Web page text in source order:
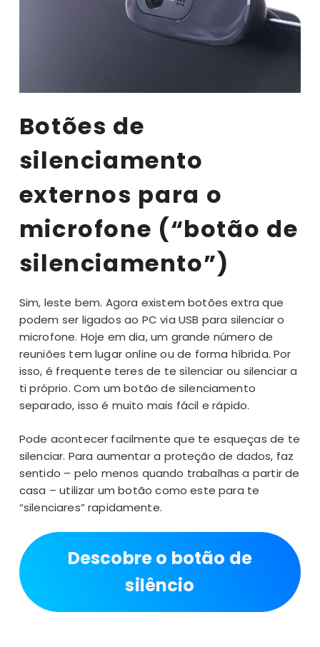
Botões de
silenciamento
externos para o
microfone (“botão de
silenciamento”)
Sim, leste bem. Agora existem botões extra que
podem ser ligados ao PC via USB para silenciar o
microfone. Hoje em dia, um grande número de
reuniões tem lugar online ou de forma híbrida. Por
isso, é frequente teres de te silenciar ou silenciar a
ti próprio. Com um botão de silenciamento
separado, isso é muito mais fácil e rápido.
Pode acontecer facilmente que te esqueças de te
silenciar. Para aumentar a proteção de dados, faz
sentido – pelo menos quando trabalhas a partir de
casa – utilizar um botão como este para te
“silenciares” rapidamente.
Descobre o botão de
silêncio